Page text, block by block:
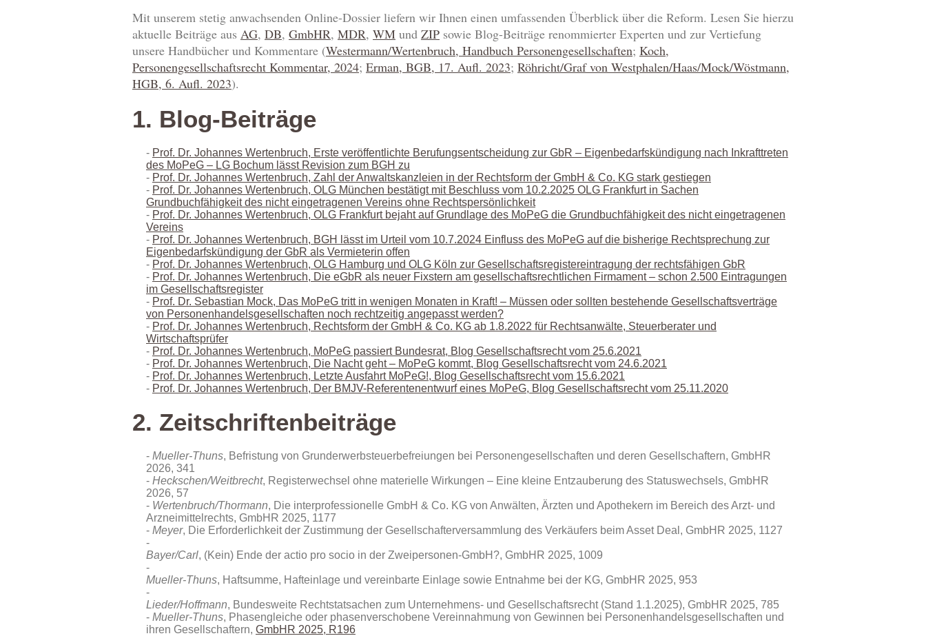
Mit unserem stetig anwachsenden Online-Dossier liefern wir Ihnen einen umfassenden Überblick über die Reform. Lesen Sie hierzu
aktuelle Beiträge aus AG, DB, GmbHR, MDR, WM und ZIP sowie Blog-Beiträge renommierter Experten und zur Vertiefung
unsere Handbücher und Kommentare (Westermann/Wertenbruch, Handbuch Personengesellschaften; Koch,
Personengesellschaftsrecht Kommentar, 2024; Erman, BGB, 17. Aufl. 2023; Röhricht/Graf von Westphalen/Haas/Mock/Wöstmann,
HGB, 6. Aufl. 2023).
1. Blog-Beiträge
Prof. Dr. Johannes Wertenbruch, Erste veröffentlichte Berufungsentscheidung zur GbR – Eigenbedarfskündigung nach Inkrafttreten
des MoPeG – LG Bochum lässt Revision zum BGH zu
Prof. Dr. Johannes Wertenbruch, Zahl der Anwaltskanzleien in der Rechtsform der GmbH & Co. KG stark gestiegen
Prof. Dr. Johannes Wertenbruch, OLG München bestätigt mit Beschluss vom 10.2.2025 OLG Frankfurt in Sachen
Grundbuchfähigkeit des nicht eingetragenen Vereins ohne Rechtspersönlichkeit
Prof. Dr. Johannes Wertenbruch, OLG Frankfurt bejaht auf Grundlage des MoPeG die Grundbuchfähigkeit des nicht eingetragenen
Vereins
Prof. Dr. Johannes Wertenbruch, BGH lässt im Urteil vom 10.7.2024 Einfluss des MoPeG auf die bisherige Rechtsprechung zur
Eigenbedarfskündigung der GbR als Vermieterin offen
Prof. Dr. Johannes Wertenbruch, OLG Hamburg und OLG Köln zur Gesellschaftsregistereintragung der rechtsfähigen GbR
Prof. Dr. Johannes Wertenbruch, Die eGbR als neuer Fixstern am gesellschaftsrechtlichen Firmament – schon 2.500 Eintragungen
im Gesellschaftsregister
Prof. Dr. Sebastian Mock, Das MoPeG tritt in wenigen Monaten in Kraft! – Müssen oder sollten bestehende Gesellschaftsverträge
von Personenhandelsgesellschaften noch rechtzeitig angepasst werden?
Prof. Dr. Johannes Wertenbruch, Rechtsform der GmbH & Co. KG ab 1.8.2022 für Rechtsanwälte, Steuerberater und
Wirtschaftsprüfer
Prof. Dr. Johannes Wertenbruch, MoPeG passiert Bundesrat, Blog Gesellschaftsrecht vom 25.6.2021
Prof. Dr. Johannes Wertenbruch, Die Nacht geht – MoPeG kommt, Blog Gesellschaftsrecht vom 24.6.2021
Prof. Dr. Johannes Wertenbruch, Letzte Ausfahrt MoPeG!, Blog Gesellschaftsrecht vom 15.6.2021
Prof. Dr. Johannes Wertenbruch, Der BMJV-Referentenentwurf eines MoPeG, Blog Gesellschaftsrecht vom 25.11.2020
2. Zeitschriftenbeiträge
Mueller-Thuns, Befristung von Grunderwerbsteuerbefreiungen bei Personengesellschaften und deren Gesellschaftern, GmbHR
2026, 341
Heckschen/Weitbrecht, Registerwechsel ohne materielle Wirkungen – Eine kleine Entzauberung des Statuswechsels, GmbHR
2026, 57
Wertenbruch/Thormann, Die interprofessionelle GmbH & Co. KG von Anwälten, Ärzten und Apothekern im Bereich des Arzt- und
Arzneimittelrechts, GmbHR 2025, 1177
Meyer, Die Erforderlichkeit der Zustimmung der Gesellschafterversammlung des Verkäufers beim Asset Deal, GmbHR 2025, 1127
Bayer/Carl, (Kein) Ende der actio pro socio in der Zweipersonen-GmbH?, GmbHR 2025, 1009
Mueller-Thuns, Haftsumme, Hafteinlage und vereinbarte Einlage sowie Entnahme bei der KG, GmbHR 2025, 953
Lieder/Hoffmann, Bundesweite Rechtstatsachen zum Unternehmens- und Gesellschaftsrecht (Stand 1.1.2025), GmbHR 2025, 785
Mueller-Thuns, Phasengleiche oder phasenverschobene Vereinnahmung von Gewinnen bei Personenhandelsgesellschaften und
ihren Gesellschaftern, GmbHR 2025, R196